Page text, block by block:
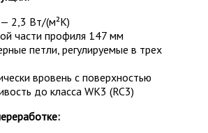
2,3 Вт/(м²K)
части профиля 147 мм
петли, регулируемые в трех
вровень с поверхностью
до класса WK3 (RC3)